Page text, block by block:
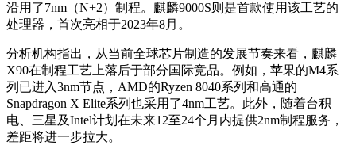
沿用了7nm（N+2）制程。麒麟9000S则是首款使用该工艺的
处理器，首次亮相于2023年8月。
分析机构指出，从当前全球芯片制造的发展节奏来看，麒麟
X90在制程工艺上落后于部分国际竞品。例如，苹果的M4系
列已进入3nm节点，AMD的Ryzen 8040系列和高通的
Snapdragon X Elite系列也采用了4nm工艺。此外，随着台积
电、三星及Intel计划在未来12至24个月内提供2nm制程服务，
差距将进一步拉大。